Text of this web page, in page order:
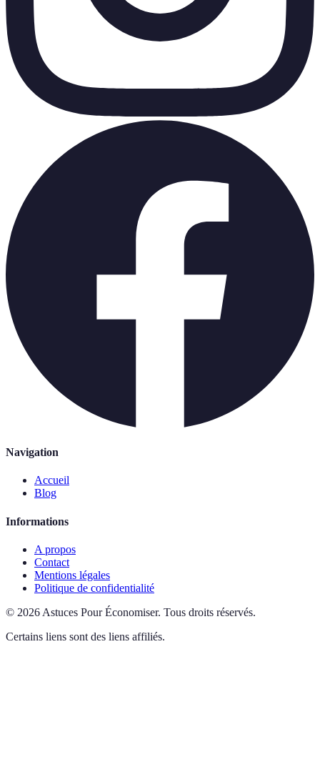
Navigation
Accueil
Blog
Informations
A propos
Contact
Mentions légales
Politique de confidentialité
© 2026 Astuces Pour Économiser. Tous droits réservés.
Certains liens sont des liens affiliés.